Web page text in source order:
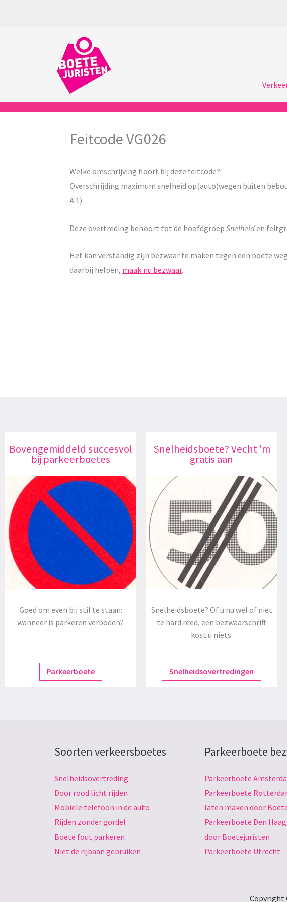
Feitcode VG026
Welke omschrijving hoort bij deze feitcode?
Overschrijding maximum snelheid op(auto)wegen buiten
A 1)
Deze overtreding behoort tot de hoofdgroep Snelheiden
Het kan verstandig zijn bezwaar te maken tegen een boete
daarbij helpen, maak nu bezwaar.
Bovengemiddeld succesvol
bij parkeerboetes
Goed om even bij stil te staan:
wanneer is parkeren verboden?
Parkeerboete
Snelheidsboete? Vecht 'm
gratis aan
Snelheidsboete? Of u nu wel of niet
te hard reed, een bezwaarschrift
kost u niets.
Snelheidsovertredingen
Soorten verkeersboetes
Snelheidsovertreding
Door rood licht rijden
Mobiele telefoon in de auto
Rijden zonder gordel
Boete fout parkeren
Niet de rijbaan gebruiken
Parkeerboete
Parkeerboete
Parkeerboete
laten maken door
Parkeerboete Den
door Boetejuristen
Parkeerboete Utrecht
Copyright